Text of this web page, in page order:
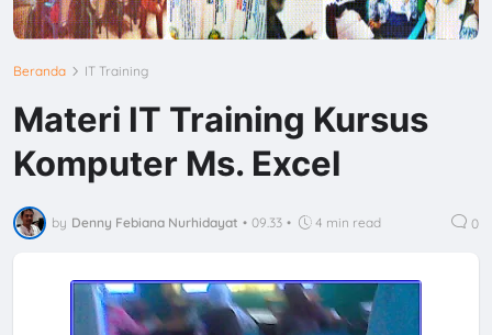
Beranda IT Training
Materi IT Training Kursus
Komputer Ms. Excel
by Denny Febiana Nurhidayat • 09.33 • 4 min read 0